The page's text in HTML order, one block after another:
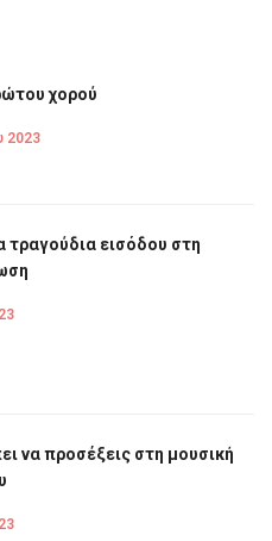
χορού
2023
τραγούδια εισόδου στη
να προσέξεις στη μουσική